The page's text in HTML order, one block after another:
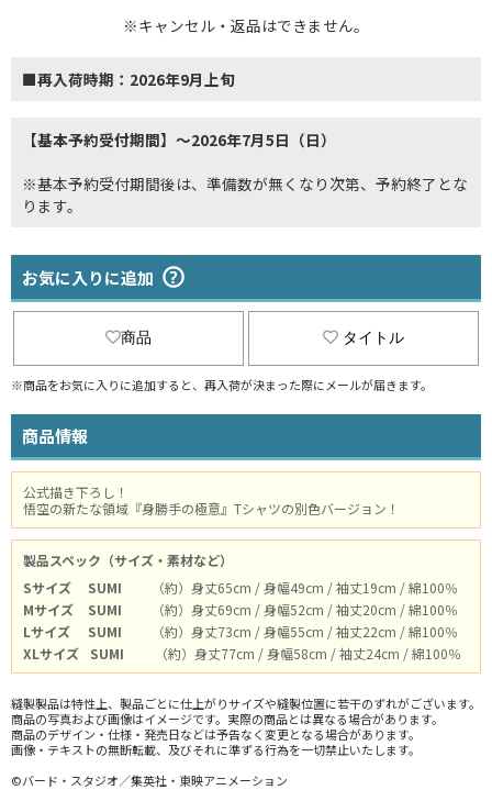
※キャンセル・返品はできません。
■再入荷時期：2026年9月上旬
【基本予約受付期間】～2026年7月5日（日）
※基本予約受付期間後は、準備数が無くなり次第、予約終了とな
ります。
お気に入りに追加
商品 タイトル
※商品をお気に入りに追加すると、再入荷が決まった際にメールが届きます。
商品情報
公式描き下ろし！
悟空の新たな領域『身勝手の極意』Tシャツの別色バージョン！
製品スペック（サイズ・素材など）
Sサイズ
SUMI
（約）身丈65cm / 身幅49cm / 袖丈19cm / 綿100％
Mサイズ
SUMI
（約）身丈69cm / 身幅52cm / 袖丈20cm / 綿100％
Lサイズ
SUMI
（約）身丈73cm / 身幅55cm / 袖丈22cm / 綿100％
XLサイズ
SUMI （約）身丈77cm / 身幅58cm / 袖丈24cm / 綿100％
縫製製品は特性上、製品ごとに仕上がりサイズや縫製位置に若干のずれがございます。
商品の写真および画像はイメージです。実際の商品とは異なる場合があります。
商品のデザイン・仕様・発売日などは予告なく変更となる場合があります。
画像・テキストの無断転載、及びそれに準ずる行為を一切禁止いたします。
©バード・スタジオ／集英社・東映アニメーション